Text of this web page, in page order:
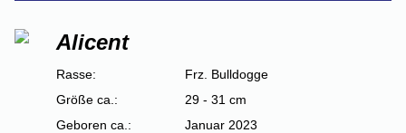
Alicent
Rasse:
Frz. Bulldogge
Größe ca.:
29 - 31 cm
Geboren ca.:
Januar 2023